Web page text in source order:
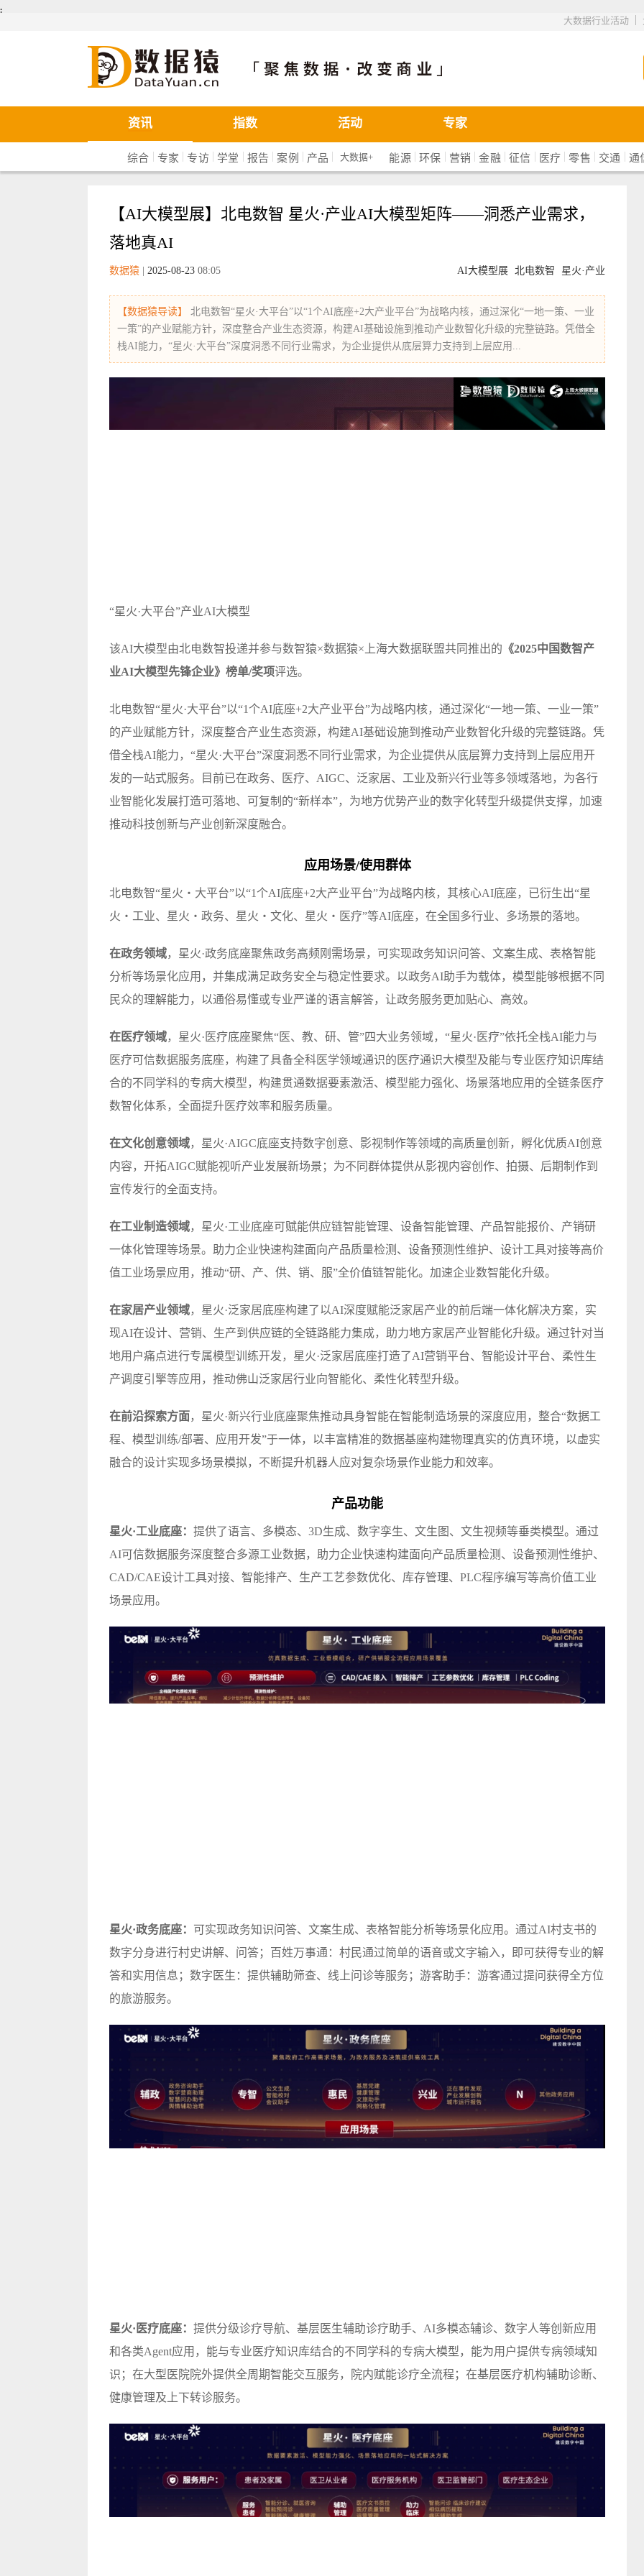
܄
|
大数据行业活动
数据猿
资讯 指数 活动 专家
综合 | 专家 |专访| 学堂 | 报告 | 案例 | 产品 | 大数据+ 能源 |环保 | 营销 |金融 |征信 | 医疗 | 零售 | 交通 | 通
【AI大模型展】北电数智 星火·产业AI大模型矩阵——洞悉产业需求，
落地真AI
AI大模型展 北电数智 星火·产业
数据猿 2025-08-23 08:05
【数据猿导读】
北电数智“星火·大平台”以“1个AI底座+2大产业平台”为战略内核，通过深化“一地一策、一业
一策”的产业赋能方针，深度整合产业生态资源，构建AI基础设施到推动产业数智化升级的完整链路。凭借全
栈AI能力，“星火·大平台”深度洞悉不同行业需求，为企业提供从底层算力支持到上层应用...
“星火·大平台”产业AI大模型
该AI大模型由北电数智投递并参与数智猿×数据猿× 上海大数据联盟共同推出的 《2025中国数智产
业AI大模型先锋企业》榜单/奖项评选。
北电数智“星火·大平台”以“1个AI底座+2大产业平台”为战略内核，通过深化“一地一策、一业一策”
的产业赋能方针，深度整合产业生态资源，构建AI基础设施到推动产业数智化升级的完整链路。凭
借全栈AI能力，“星火·大平台”深度洞悉不同行业需求，为企业提供从底层算力支持到上层应用开
发的一站式服务。目前已在政务、医疗、AIGC、泛家居、工业及新兴行业等多领域落地，为各行
业智能化发展打造可落地、可复制的“新样本”，为地方优势产业的数字化转型升级提供支撑，加速
推动科技创新与产业创新深度融合。
应用场景/使用群体
北电数智“星火・大平台”以“1个AI底座+2大产业平台”为战略内核，其核心AI底座，已衍生出“星
火・工业、星火・政务、星火・文化、星火・医疗”等AI底座，在全国多行业、多场景的落地。
在政务领域，星火·政务底座聚焦政务高频刚需场景，可实现政务知识问答、文案生成、表格智能
分析等场景化应用，并集成满足政务安全与稳定性要求。以政务AI助手为载体，模型能够根据不同
民众的理解能力，以通俗易懂或专业严谨的语言解答，让政务服务更加贴心、高效。
在医疗领域，星火·医疗底座聚焦“医、教、研、管”四大业务领域，“星火·医疗”依托全栈AI能力与
医疗可信数据服务底座，构建了具备全科医学领域通识的医疗通识大模型及能与专业医疗知识库结
合的不同学科的专病大模型，构建贯通数据要素激活、模型能力强化、场景落地应用的全链条医疗
数智化体系，全面提升医疗效率和服务质量。
在文化创意领域，星火·AIGC底座支持数字创意、影视制作等领域的高质量创新，孵化优质AI创意
内容，开拓AIGC赋能视听产业发展新场景；为不同群体提供从影视内容创作、拍摄、后期制作到
宣传发行的全面支持。
在工业制造领域，星火·工业底座可赋能供应链智能管理、设备智能管理、产品智能报价、产销研
一体化管理等场景。助力企业快速构建面向产品质量检测、设备预测性维护、设计工具对接等高价
值工业场景应用，推动“研、产、供、销、服”全价值链智能化。加速企业数智能化升级。
在家居产业领域，星火·泛家居底座构建了以AI深度赋能泛家居产业的前后端一体化解决方案，实
现AI在设计、营销、生产到供应链的全链路能力集成，助力地方家居产业智能化升级。通过针对当
地用户痛点进行专属模型训练开发，星火·泛家居底座打造了AI营销平台、智能设计平台、柔性生
产调度引擎等应用，推动佛山泛家居行业向智能化、柔性化转型升级。
在前沿探索方面 ，星火·新兴行业底座聚焦推动具身智能在智能制造场景的深度应用，整合“数据工
程、模型训练/部署、应用开发”于一体，以丰富精准的数据基座构建物理真实的仿真环境，以虚实
融合的设计实现多场景模拟，不断提升机器人应对复杂场景作业能力和效率。
产品功能
星火·工业底座： 提供了语言、多模态、3D生成、数字孪生、文生图、文生视频等垂类模型。通过
AI可信数据服务深度整合多源工业数据，助力企业快速构建面向产品质量检测、设备预测性维护、
CAD/CAE设计工具对接、智能排产、生产工艺参数优化、库存管理、PLC程序编写等高价值工业
场景应用。
星火·政务底座： 可实现政务知识问答、文案生成、表格智能分析等场景化应用。通过AI村支书的
数字分身进行村史讲解、问答；百姓万事通：村民通过简单的语音或文字输入，即可获得专业的解
答和实用信息；数字医生：提供辅助筛查、线上问诊等服务；游客助手：游客通过提问获得全方位
的旅游服务。
星火·医疗底座： 提供分级诊疗导航、基层医生辅助诊疗助手、AI多模态辅诊、数字人等创新应用
和各类Agent应用，能与专业医疗知识库结合的不同学科的专病大模型，能为用户提供专病领域知
识；在大型医院院外提供全周期智能交互服务，院内赋能诊疗全流程；在基层医疗机构辅助诊断、
健康管理及上下转诊服务。